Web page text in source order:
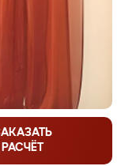
РАСЧЁТ